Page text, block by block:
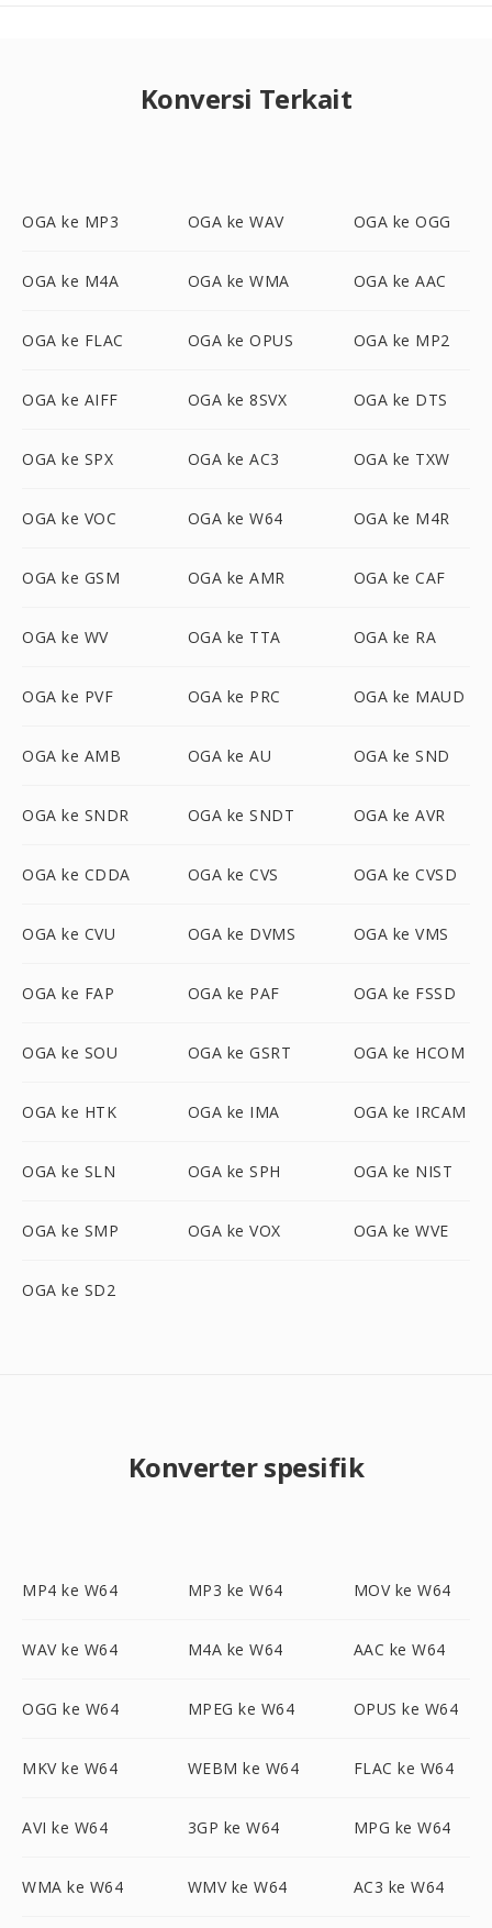
Konversi Terkait
OGA ke MP3 OGA ke WAV OGA ke OGG
OGA ke M4A OGA ke WMA OGA ke AAC
OGA ke FLAC OGA ke OPUS OGA ke MP2
OGA ke AIFF OGA ke 8SVX OGA ke DTS
OGA ke SPX OGA ke AC3 OGA ke TXW
OGA ke VOC OGA ke W64 OGA ke M4R
OGA ke GSM OGA ke AMR OGA ke CAF
OGA ke WV OGA ke TTA OGA ke RA
OGA ke PVF OGA ke PRC OGA ke MAUD
OGA ke AMB OGA ke AU OGA ke SND
OGA ke SNDR OGA ke SNDT OGA ke AVR
OGA ke CDDA OGA ke CVS OGA ke CVSD
OGA ke CVU OGA ke DVMS OGA ke VMS
OGA ke FAP OGA ke PAF OGA ke FSSD
OGA ke SOU OGA ke GSRT OGA ke HCOM
OGA ke HTK OGA ke IMA OGA ke IRCAM
OGA ke SLN OGA ke SPH OGA ke NIST
OGA ke SMP OGA ke VOX OGA ke WVE
OGA ke SD2
Konverter spesifik
MP4 ke W64 MP3 ke W64 MOV ke W64
WAV ke W64 M4A ke W64 AAC ke W64
OGG ke W64 MPEG ke W64 OPUS ke W64
MKV ke W64 WEBM ke W64 FLAC ke W64
AVI ke W64 3GP ke W64 MPG ke W64
WMA ke W64 WMV ke W64 AC3 ke W64